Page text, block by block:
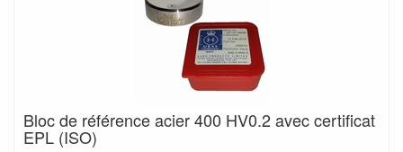
Bloc de référence acier 400 HV0.2 avec certificat
EPL (ISO)